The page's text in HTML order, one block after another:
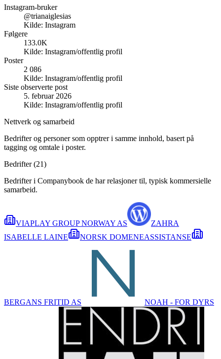
Instagram-bruker
@trianaiglesias
Kilde: Instagram
Følgere
133.0K
Kilde: Instagram/offentlig profil
Poster
2 086
Kilde: Instagram/offentlig profil
Siste observerte post
5. februar 2026
Kilde: Instagram/offentlig profil
Nettverk og samarbeid
Bedrifter og personer som opptrer i samme innhold, basert på
tagging og omtale i poster.
Bedrifter (21)
Bedrifter i Companybook de har relasjoner til, typisk kommersielle
samarbeid.
VIAPLAY GROUP NORWAY AS
ZAHRA
ISABELLE LAINE
NORSK DOMENEASSISTANSE
BERGANS FRITID AS NOAH - FOR DYRS